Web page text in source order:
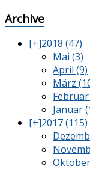
Archive
[+]2018 (47)
Mai (3)
April (9)
März
Februar
Januar
[+]2017 (115)